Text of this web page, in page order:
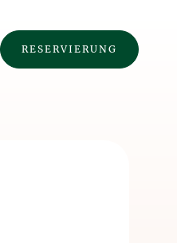
RESERVIERUNG